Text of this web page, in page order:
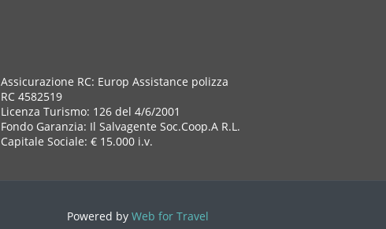
Assicurazione RC: Europ Assistance polizza
RC 4582519
Licenza Turismo: 126 del 4/6/2001
Fondo Garanzia: Il Salvagente Soc.Coop.A R.L.
Capitale Sociale: € 15.000 i.v.
Powered by Web for Travel